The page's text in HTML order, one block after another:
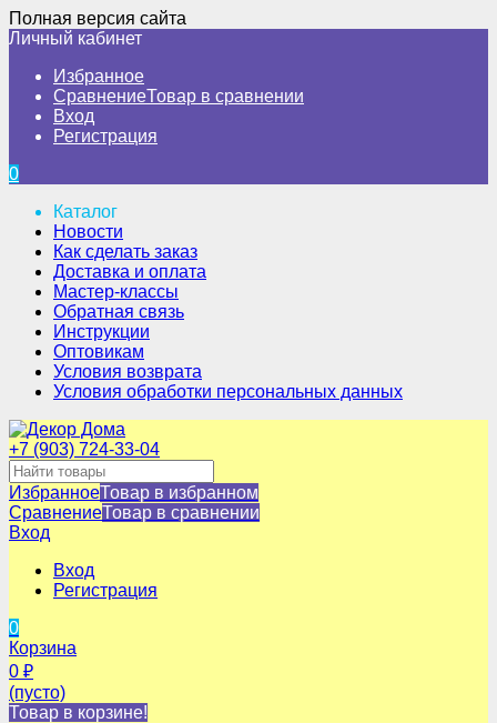
Полная версия сайта
Личный кабинет
Избранное
СравнениеТовар в сравнении
Вход
Регистрация
0
Каталог
Новости
Как сделать заказ
Доставка и оплата
Мастер-классы
Обратная связь
Инструкции
Оптовикам
Условия возврата
Условия обработки персональных данных
+7 (903) 724-33-04
ИзбранноеТовар в избранном
СравнениеТовар в сравнении
Вход
Вход
Регистрация
0
Корзина
0 ₽
(пусто)
Товар в корзине!